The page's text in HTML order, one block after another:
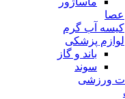
عصا
کیسه آب گرم
لوازم پزشکی
باند و گاز
سوند
ورزشی